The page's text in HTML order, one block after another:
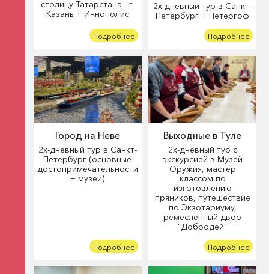
столицу Татарстана - г.
Казань + Иннополис
Подробнее
2х-дневный тур в Санкт-
Петербург + Петергоф
Подробнее
Город на Неве
2х-дневный тур в Санкт-
Петербург (основные
достопримечательности
+ музеи)
Подробнее
Выходные в Туле
2х-дневный тур с
экскурсией в Музей
Оружия, мастер
классом по
изготовлению
пряников, путешествие
по Экзотариуму,
ремесленный двор
"Добродей"
Подробнее